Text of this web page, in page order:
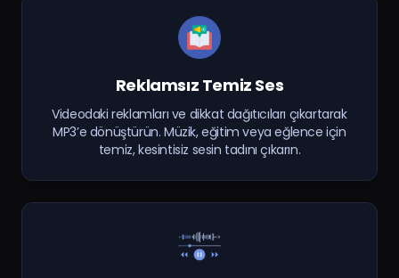
Reklamsız Temiz Ses
Videodaki reklamları ve dikkat dağıtıcıları çıkartarak
MP3’e dönüştürün. Müzik, eğitim veya eğlence için
temiz, kesintisiz sesin tadını çıkarın.